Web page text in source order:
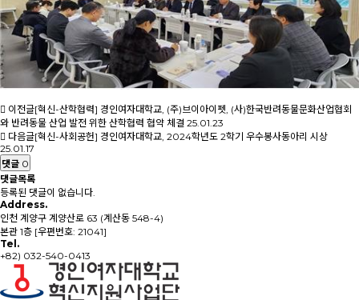
이전글[혁신-산학협력] 경인여자대학교, (주)브이아이펫, (사)한국반려동물문화산업협회
와 반려동물 산업 발전 위한 산학협력 협약 체결 25.01.23
다음글[혁신-사회공헌] 경인여자대학교, 2024학년도 2학기 우수봉사동아리 시상
25.01.17
댓글 0
댓글목록
등록된 댓글이 없습니다.
Address.
인천 계양구 계양산로 63 (계산동 548-4)
본관 1층 [우편번호: 21041]
Tel.
+82) 032-540-0413